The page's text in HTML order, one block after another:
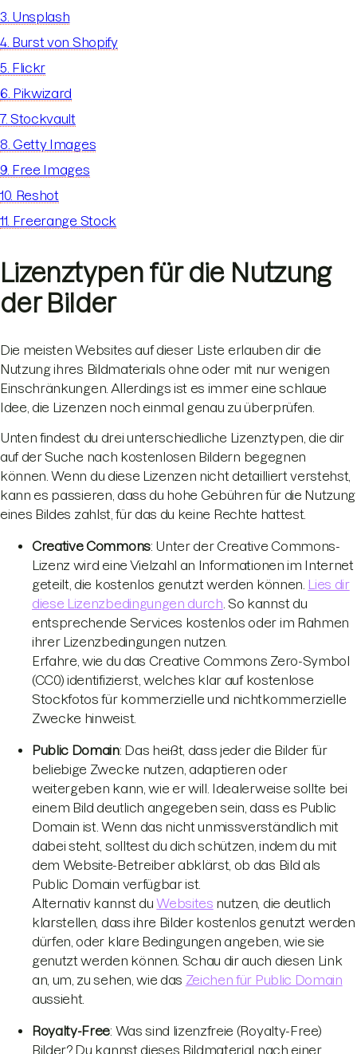
3. Unsplash
4. Burst von Shopify
5. Flickr
6. Pikwizard
7. Stockvault
8. Getty Images
9. Free Images
10. Reshot
11. Freerange Stock
Lizenztypen für die Nutzung
der Bilder
Die meisten Websites auf dieser Liste erlauben dir die
Nutzung ihres Bildmaterials ohne oder mit nur wenigen
Einschränkungen. Allerdings ist es immer eine schlaue
Idee, die Lizenzen noch einmal genau zu überprüfen.
Unten findest du drei unterschiedliche Lizenztypen, die dir
auf der Suche nach kostenlosen Bildern begegnen
können. Wenn du diese Lizenzen nicht detailliert verstehst,
kann es passieren, dass du hohe Gebühren für die Nutzung
eines Bildes zahlst, für das du keine Rechte hattest.
Creative Commons: Unter der Creative Commons-
Lizenz wird eine Vielzahl an Informationen im Internet
geteilt, die kostenlos genutzt werden können. Lies dir
diese Lizenzbedingungen durch . So kannst du
entsprechende Services kostenlos oder im Rahmen
ihrer Lizenzbedingungen nutzen.
Erfahre, wie du das Creative Commons Zero-Symbol
(CC0) identifizierst, welches klar auf kostenlose
Stockfotos für kommerzielle und nichtkommerzielle
Zwecke hinweist.
Public Domain: Das heißt, dass jeder die Bilder für
beliebige Zwecke nutzen, adaptieren oder
weitergeben kann, wie er will. Idealerweise sollte bei
einem Bild deutlich angegeben sein, dass es Public
Domain ist. Wenn das nicht unmissverständlich mit
dabei steht, solltest du dich schützen, indem du mit
dem Website-Betreiber abklärst, ob das Bild als
Public Domain verfügbar ist.
Alternativ kannst duWebsites nutzen, die deutlich
klarstellen, dass ihre Bilder kostenlos genutzt werden
dürfen, oder klare Bedingungen angeben, wie sie
genutzt werden können. Schau dir auch diesen Link
an, um, zu sehen, wie das Zeichen für Public Domain
aussieht.
Royalty-Free: Was sind lizenzfreie (Royalty-Free)
Bilder? Du kannst dieses Bildmaterial nach einer